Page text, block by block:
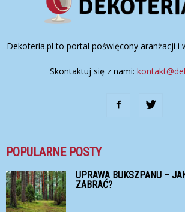
Dekoteria.pl to portal poświęcony aranżacji i
Skontaktuj się z nami:
POPULARNE POSTY
UPRAWA BUKSZPANU –
ZABRAĆ?